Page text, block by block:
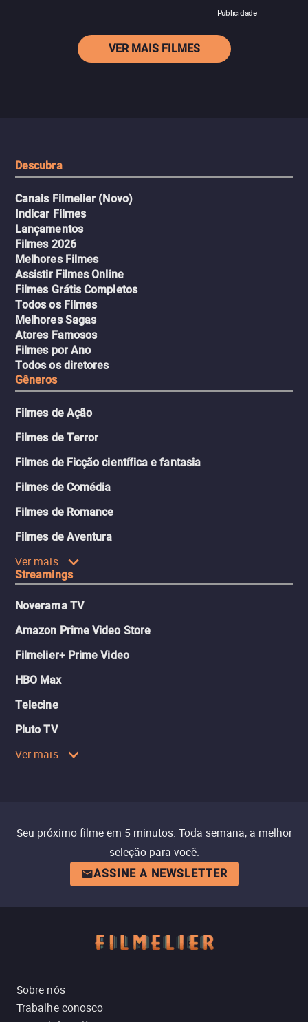
Publicidade
VER MAIS FILMES
Descubra
Canais Filmelier (Novo)
Indicar Filmes
Lançamentos
Filmes 2026
Melhores Filmes
Assistir Filmes Online
Filmes Grátis Completos
Todos os Filmes
Melhores Sagas
Atores Famosos
Filmes por Ano
Todos os diretores
Gêneros
Filmes de Ação
Filmes de Terror
Filmes de Ficção científica e fantasia
Filmes de Comédia
Filmes de Romance
Filmes de Aventura
Ver mais
Streamings
Noverama TV
Amazon Prime Video Store
Filmelier+ Prime Video
HBO Max
Telecine
Pluto TV
Ver mais
Seu próximo filme em 5 minutos. Toda semana, a melhor
seleção para você.
ASSINE A NEWSLETTER
Sobre nós
Trabalhe conosco